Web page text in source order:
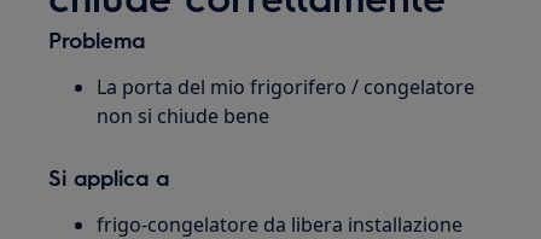
Problema
La porta del mio frigorifero / congelatore
non si chiude bene
Si applica a
frigo-congelatore da libera installazione